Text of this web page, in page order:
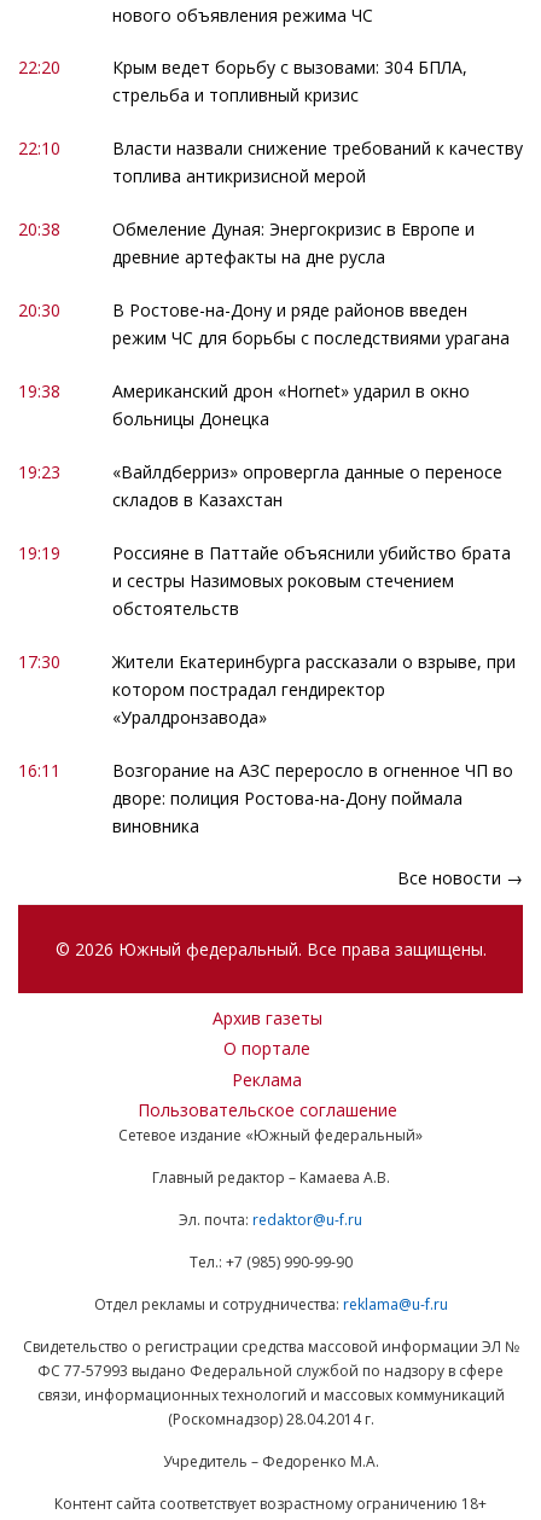
нового объявления режима ЧС
22:20
Крым ведет борьбу с вызовами: 304 БПЛА,
стрельба и топливный кризис
22:10
Власти назвали снижение требований к качеству
топлива антикризисной мерой
20:38
Обмеление Дуная: Энергокризис в Европе и
древние артефакты на дне русла
20:30
В Ростове-на-Дону и ряде районов введен
режим ЧС для борьбы с последствиями урагана
19:38
Американский дрон «Hornet» ударил в окно
больницы Донецка
19:23
«Вайлдберриз» опровергла данные о переносе
складов в Казахстан
19:19
Россияне в Паттайе объяснили убийство брата
и сестры Назимовых роковым стечением
обстоятельств
17:30
Жители Екатеринбурга рассказали о взрыве, при
котором пострадал гендиректор
«Уралдронзавода»
16:11
Возгорание на АЗС переросло в огненное ЧП во
дворе: полиция Ростова-на-Дону поймала
виновника
Все новости →
© 2026 Южный федеральный. Все права защищены.
Архив газеты
О портале
Реклама
Пользовательское соглашение
Сетевое издание «Южный федеральный»
Главный редактор – Камаева А.В.
Эл. почта: redaktor@u-f.ru
Тел.: +7 (985) 990-99-90
Отдел рекламы и сотрудничества: reklama@u-f.ru
Свидетельство о регистрации средства массовой информации ЭЛ №
ФС 77-57993 выдано Федеральной службой по надзору в сфере
связи, информационных технологий и массовых коммуникаций
(Роскомнадзор) 28.04.2014 г.
Учредитель – Федоренко М.А.
Контент сайта соответствует возрастному ограничению 18+